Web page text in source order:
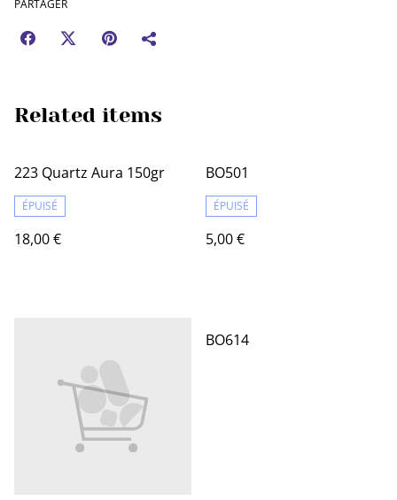
PARTAGER
Related items
223 Quartz Aura 150gr
ÉPUISÉ
18,00 €
BO501
ÉPUISÉ
5,00 €
BO614